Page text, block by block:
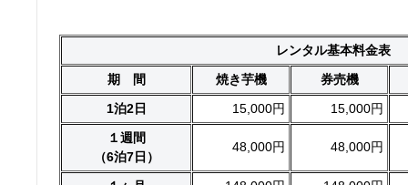
レンタル基本料金表
期 間
焼き芋機
券売機
1泊2日
15,000円
15,000円
１週間
（6泊7日）
48,000円 48,000円